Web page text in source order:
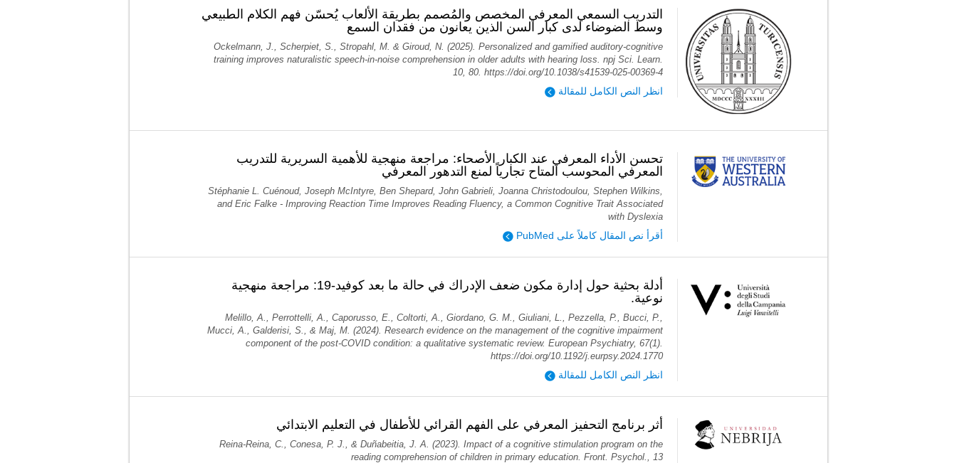
التدريب السمعي المعرفي المخصص والمُصمم بطريقة الألعاب يُحسّن فهم الكلام الطبيعي
وسط الضوضاء لدى كبار السن الذين يعانون من فقدان السمع
Ockelmann, J., Scherpiet, S., Stropahl, M. & Giroud, N. (2025). Personalized and gamified auditory-cognitive
training improves naturalistic speech-in-noise comprehension in older adults with hearing loss. npj Sci. Learn.
10, 80. https://doi.org/10.1038/s41539-025-00369-4
انظر النص الكامل للمقالة
تحسن الأداء المعرفي عند الكبار الأصحاء: مراجعة منهجية للأهمية السريرية للتدريب
المعرفي المحوسب المتاح تجارياً لمنع التدهور المعرفي
Stéphanie L. Cuénoud, Joseph McIntyre, Ben Shepard, John Gabrieli, Joanna Christodoulou, Stephen Wilkins,
and Eric Falke - Improving Reaction Time Improves Reading Fluency, a Common Cognitive Trait Associated
with Dyslexia
أقرأ نص المقال كاملاً على PubMed
أدلة بحثية حول إدارة مكون ضعف الإدراك في حالة ما بعد كوفيد-19: مراجعة منهجية
نوعية.
Melillo, A., Perrottelli, A., Caporusso, E., Coltorti, A., Giordano, G. M., Giuliani, L., Pezzella, P., Bucci, P.,
Mucci, A., Galderisi, S., & Maj, M. (2024). Research evidence on the management of the cognitive impairment
component of the post-COVID condition: a qualitative systematic review. European Psychiatry, 67(1).
https://doi.org/10.1192/j.eurpsy.2024.1770
انظر النص الكامل للمقالة
أثر برنامج التحفيز المعرفي على الفهم القرائي للأطفال في التعليم الابتدائي
Reina-Reina, C., Conesa, P. J., & Duñabeitia, J. A. (2023). Impact of a cognitive stimulation program on the
reading comprehension of children in primary education. Front. Psychol., 13